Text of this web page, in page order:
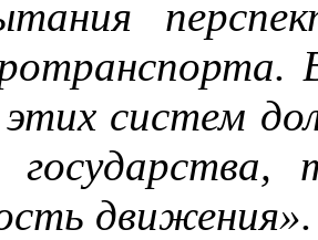
этих систем
движения».